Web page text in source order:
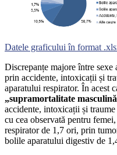
Datele graficului în format
Discrepanțe majore între
prin accidente, intoxicații și
aparatului respirator. În acest
„supramortalitate
accidente, intoxicații și
cu cea observată pentru
respirator de 1,7 ori, prin
bolile aparatului digestiv de